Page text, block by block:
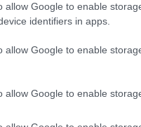
allow Google to enable
identifiers in apps.
allow Google to enable
allow Google to enable